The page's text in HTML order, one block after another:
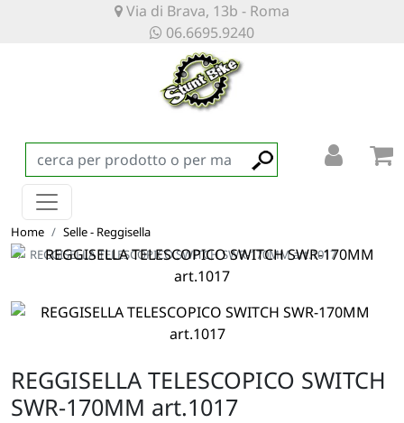
Via di Brava, 13b - Roma
06.6695.9240
Home
Selle - Reggisella
REGGISELLA TELESCOPICO SWITCH SWR-170MM art.1017
REGGISELLA TELESCOPICO SWITCH
SWR-170MM art.1017